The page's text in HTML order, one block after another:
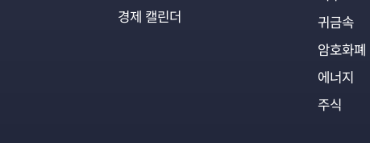
경제 캘린더
귀금속
암호화폐
에너지
주식